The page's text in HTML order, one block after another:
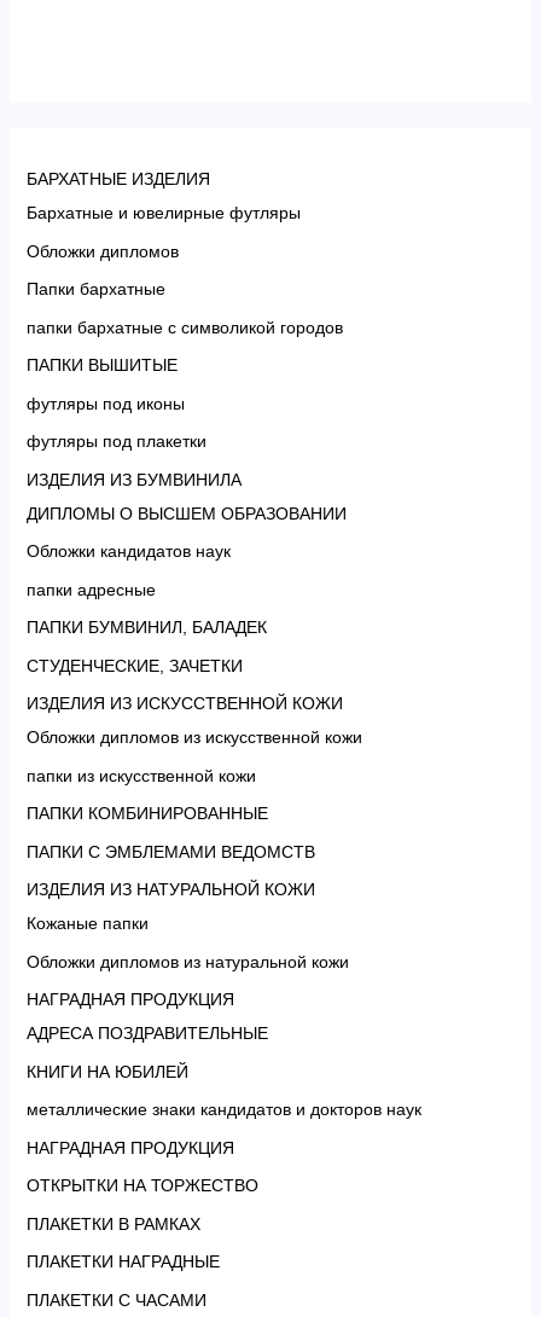
БАРХАТНЫЕ ИЗДЕЛИЯ
Бархатные и ювелирные футляры
Обложки дипломов
Папки бархатные
папки бархатные с символикой городов
ПАПКИ ВЫШИТЫЕ
футляры под иконы
футляры под плакетки
ИЗДЕЛИЯ ИЗ БУМВИНИЛА
ДИПЛОМЫ О ВЫСШЕМ ОБРАЗОВАНИИ
Обложки кандидатов наук
папки адресные
ПАПКИ БУМВИНИЛ, БАЛАДЕК
СТУДЕНЧЕСКИЕ, ЗАЧЕТКИ
ИЗДЕЛИЯ ИЗ ИСКУССТВЕННОЙ КОЖИ
Обложки дипломов из искусственной кожи
папки из искусственной кожи
ПАПКИ КОМБИНИРОВАННЫЕ
ПАПКИ С ЭМБЛЕМАМИ ВЕДОМСТВ
ИЗДЕЛИЯ ИЗ НАТУРАЛЬНОЙ КОЖИ
Кожаные папки
Обложки дипломов из натуральной кожи
НАГРАДНАЯ ПРОДУКЦИЯ
АДРЕСА ПОЗДРАВИТЕЛЬНЫЕ
КНИГИ НА ЮБИЛЕЙ
металлические знаки кандидатов и докторов наук
НАГРАДНАЯ ПРОДУКЦИЯ
ОТКРЫТКИ НА ТОРЖЕСТВО
ПЛАКЕТКИ В РАМКАХ
ПЛАКЕТКИ НАГРАДНЫЕ
ПЛАКЕТКИ С ЧАСАМИ